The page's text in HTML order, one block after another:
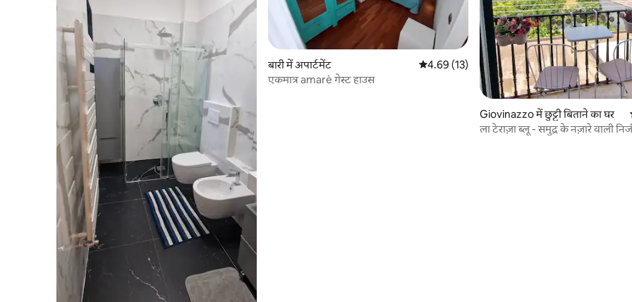
बारी में अपार्टमेंट औसत रेटिंग 5 में से 4.69, 13 समीक्षाएँ
4.69 (13)
एकमात्र amarè गेस्ट हाउस
Giovinazzo में छुट्टी बिताने का घर
ला टेराज़ा ब्लू - समुद्र के नज़ारे वाली